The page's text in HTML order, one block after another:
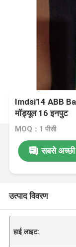
Imdsi14 ABB
मॉड्यूल 16 इनपुट
MOQ：1 पीसी
सबसे
उत्पाद विवरण
हाई लाइट: